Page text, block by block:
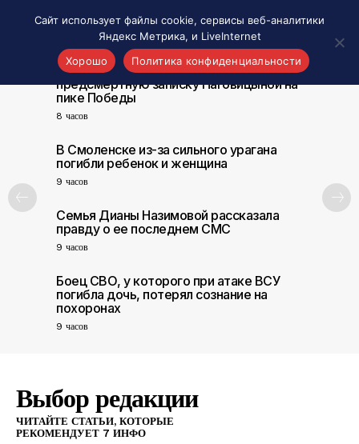
Акценты
Материалы о Рязани и области
Проекты 7 инфо
Здоровье
Новости кино и ТВ
Новости России
Новости мира
Все материалы 7инфо
О НАС
ПОИСК ПО САЙТУ
Альпинист оценил шансы найти
предсмертную записку Наговицыной на
пике Победы
8 часов
В Смоленске из-за сильного урагана
погибли ребенок и женщина
9 часов
Семья Дианы Назимовой рассказала
правду о ее последнем СМС
9 часов
Боец СВО, у которого при атаке ВСУ
погибла дочь, потерял сознание на
похоронах
9 часов
Выбор редакции
ЧИТАЙТЕ СТАТЬИ, КОТОРЫЕ
РЕКОМЕНДУЕТ 7 ИНФО
Сайт использует файлы cookie, сервисы веб-аналитики
Яндекс Метрика, и LiveInternet
Хорошо
Политика конфиденциальности